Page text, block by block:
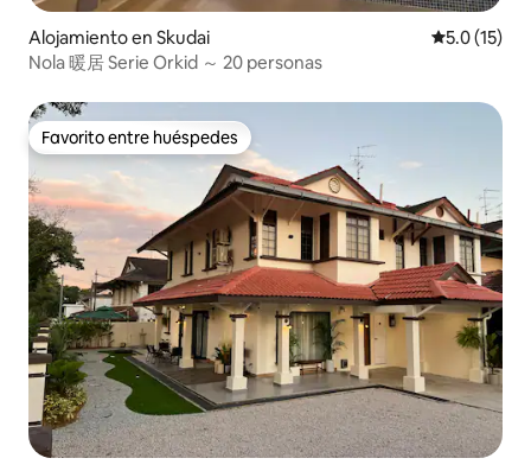
Alojamiento en Skudai Calificación
5.0 (15)
Nola 暖居 Serie Orkid ～ 20 personas
Favorito entre huéspedes
Favorito entre huéspedes